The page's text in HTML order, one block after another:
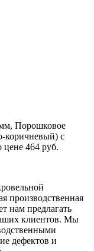
Порошковое
коричневый) с
464 руб.
производственная
нам предлагать
клиентов. Мы
дефектов и